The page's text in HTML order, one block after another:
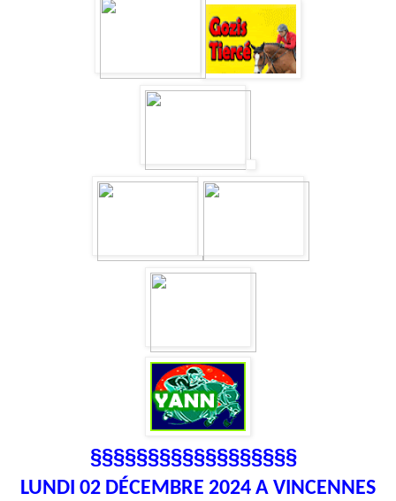
§§§§§§§§§§§§§§§§§§
LUNDI 02 DÉCEMBRE 2024 A VINCENNES